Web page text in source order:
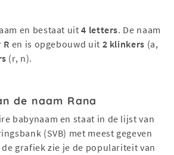
en bestaat uit4 letters. De naam
R en is opgebouwd uit 2 klinkers (a,
(r, n).
de naam Rana
babynaam en staat in de lijst van
(SVB) met meest gegeven
de grafiek zie je de populariteit van